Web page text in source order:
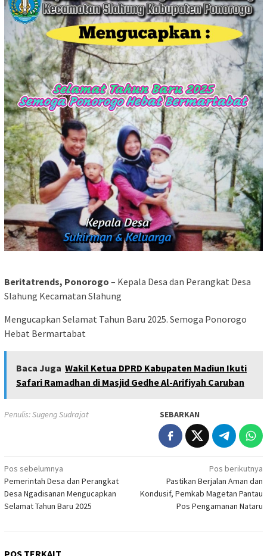
Beritatrends, Ponorogo – Kepala Desa dan Perangkat Desa
Slahung Kecamatan Slahung
Mengucapkan Selamat Tahun Baru 2025. Semoga Ponorogo
Hebat Bermartabat
Baca Juga Wakil Ketua DPRD Kabupaten Madiun Ikuti
Safari Ramadhan di Masjid Gedhe Al-Arifiyah Caruban
Penulis: Sugeng Sudrajat SEBARKAN
Navigasi
pos
Pos sebelumnya
Pemerintah Desa dan Perangkat
Desa Ngadisanan Mengucapkan
Selamat Tahun Baru 2025
Pos berikutnya
Pastikan Berjalan Aman dan
Kondusif, Pemkab Magetan Pantau
Pos Pengamanan Nataru